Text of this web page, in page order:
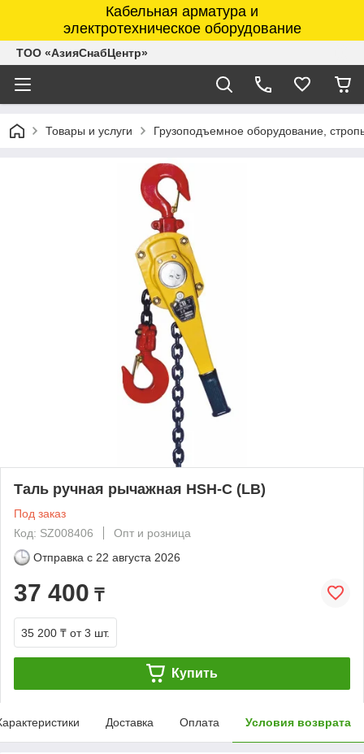
Кабельная арматура и
электротехническое оборудование
ТОО «АзияСнабЦентр»
Товары и услуги Грузоподъемное оборудование,
Таль ручная рычажная HSH-C (LB)
Под заказ
Код: SZ008406
Опт и розница
Отправка с 22 августа 2026
37 400 ₸
35 200 ₸ от 3 шт.
Купить
Доставка Оплата Условия возврата